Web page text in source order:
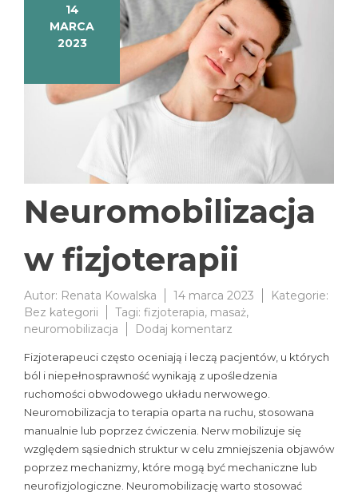
14
MARCA
2023
Neuromobilizacja
w fizjoterapii
Autor: Renata Kowalska 14 marca 2023
Kategorie:
Bez kategorii
Tagi: fizjoterapia, masaż,
neuromobilizacja
Dodaj komentarz
w
fizjoterapii
Fizjoterapeuci często oceniają i leczą pacjentów, u których
ból i niepełnosprawność wynikają z upośledzenia
ruchomości obwodowego układu nerwowego.
Neuromobilizacja to terapia oparta na ruchu, stosowana
manualnie lub poprzez ćwiczenia. Nerw mobilizuje się
względem sąsiednich struktur w celu zmniejszenia objawów
poprzez mechanizmy, które mogą być mechaniczne lub
neurofizjologiczne. Neuromobilizację warto stosować